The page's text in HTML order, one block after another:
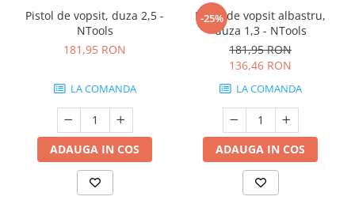
Pistol de vopsit, duza 2,5 -
NTools
181,95 RON
LA COMANDA
ADAUGA IN COS
-25%
Pistol de vopsit albastru,
duza 1,3 - NTools
181,95 RON
136,46 RON
LA COMANDA
ADAUGA IN COS